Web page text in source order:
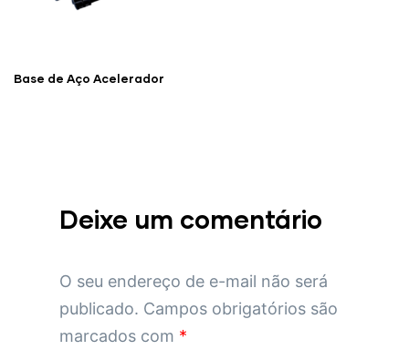
Base de Aço Acelerador
Deixe um comentário
O seu endereço de e-mail não será
publicado. Campos obrigatórios são
marcados com *